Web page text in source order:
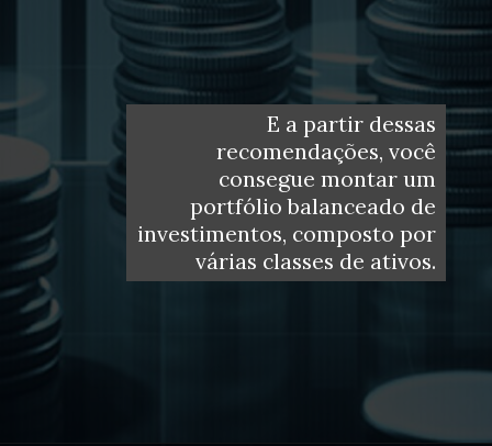
E a partir dessas
recomendações, você
consegue montar um
portfólio balanceado de
investimentos, composto por
várias classes de ativos.